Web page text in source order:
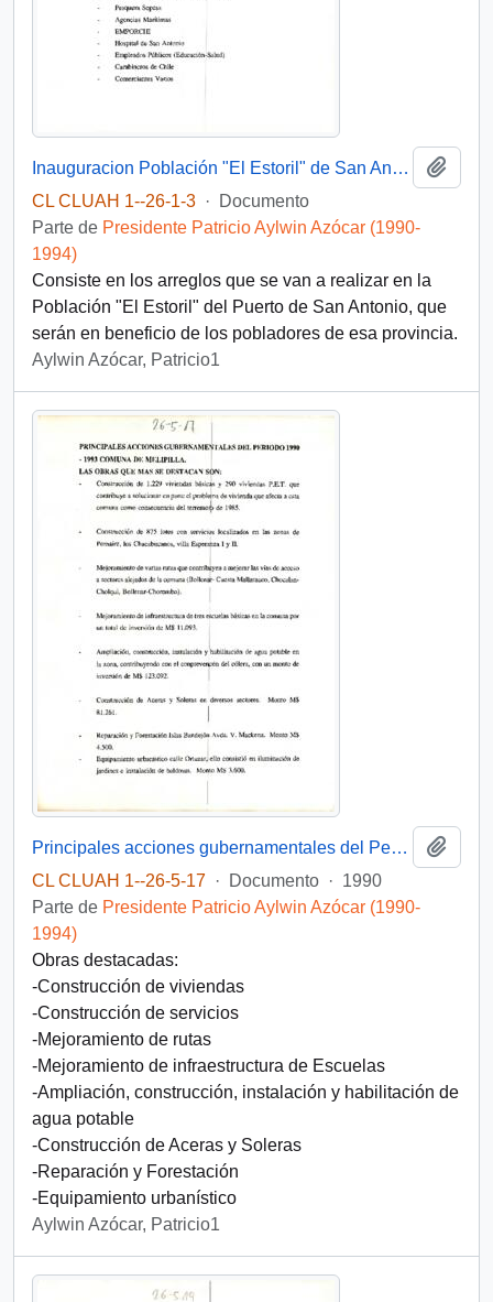
Inauguracion Población "El Estoril" de San Antonio
CL CLUAH 1--26-1-3 ·
Documento
Parte de Presidente Patricio Aylwin Azócar (1990-
1994)
Consiste en los arreglos que se van a realizar en la
Población "El Estoril" del Puerto de San Antonio, que
serán en beneficio de los pobladores de esa provincia.
Aylwin Azócar, Patricio1
Principales acciones gubernamentales del Período 1990-1993 Comuna de Melipilla
CL CLUAH 1--26-5-17 · Documento · 1990
Parte de Presidente Patricio Aylwin Azócar (1990-
1994)
Obras destacadas:
-Construcción de viviendas
-Construcción de servicios
-Mejoramiento de rutas
-Mejoramiento de infraestructura de Escuelas
-Ampliación, construcción, instalación y habilitación de
agua potable
-Construcción de Aceras y Soleras
-Reparación y Forestación
-Equipamiento urbanístico
Aylwin Azócar, Patricio1